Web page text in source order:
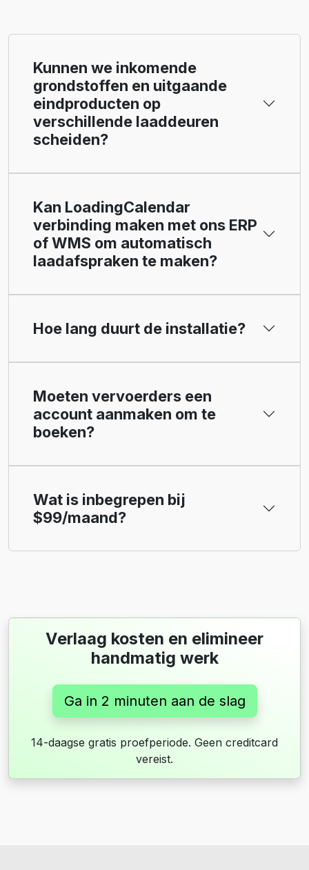
Kunnen we inkomende
grondstoffen en uitgaande
eindproducten op
verschillende laaddeuren
scheiden?
Kan LoadingCalendar
verbinding maken met ons ERP
of WMS om automatisch
laadafspraken te maken?
Hoe lang duurt de installatie?
Moeten vervoerders een
account aanmaken om te
boeken?
Wat is inbegrepen bij
$99/maand?
Verlaag kosten en elimineer
handmatig werk
Ga in 2 minuten aan de slag
14-daagse gratis proefperiode. Geen creditcard
vereist.